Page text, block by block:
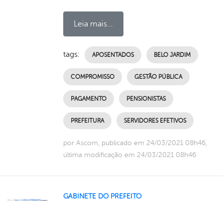
Leia mais...
tags: APOSENTADOS BELO JARDIM
COMPROMISSO GESTÃO PÚBLICA
PAGAMENTO PENSIONISTAS
PREFEITURA SERVIDORES EFETIVOS
por Ascom, publicado em 24/03/2021 08h46,
última modificação em 24/03/2021 08h46
GABINETE DO PREFEITO